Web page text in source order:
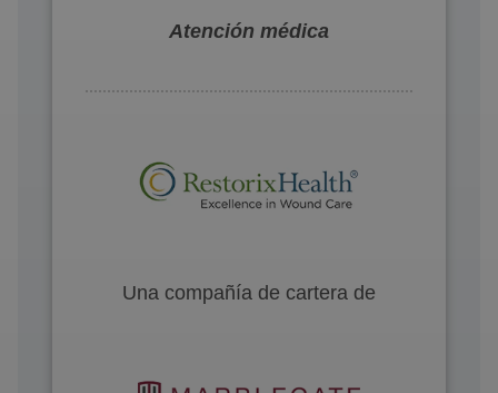
Atención médica
Una compañía de cartera de